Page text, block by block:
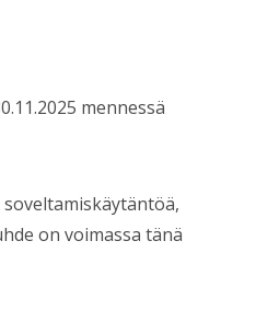
mennessä
on voimassa tänä